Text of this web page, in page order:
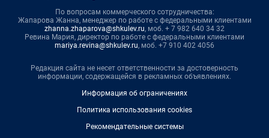
По вопросам коммерческого сотрудничества:
Жапарова Жанна, менеджер по работе с федеральными клиентами
zhanna.zhaparova@shkulev.ru, моб. + 7 982 640 34 32
Ревина Мария, директор по работе с федеральными клиентами
mariya.revina@shkulev.ru, моб. +7 910 402 4056
Редакция сайта не несет ответственности за достоверность
информации, содержащейся в рекламных объявлениях.
Информация об ограничениях
Политика использования cookies
Рекомендательные системы